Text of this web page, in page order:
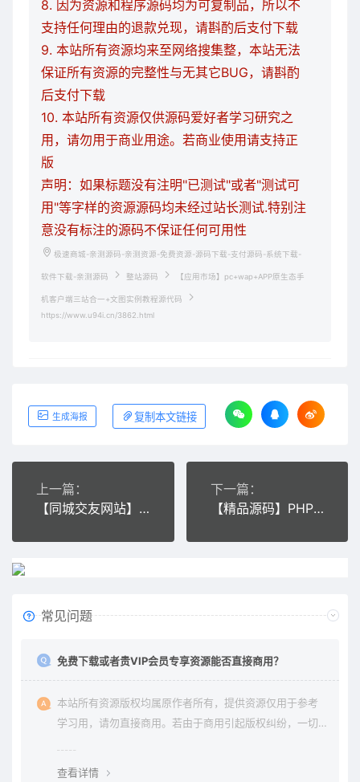
8. 因为资源和程序源码均为可复制品，所以不
支持任何理由的退款兑现，请斟酌后支付下载
9. 本站所有资源均来至网络搜集整，本站无法
保证所有资源的完整性与无其它BUG，请斟酌
后支付下载
10. 本站所有资源仅供源码爱好者学习研究之
用，请勿用于商业用途。若商业使用请支持正
版
声明：如果标题没有注明"已测试"或者"测试可
用"等字样的资源源码均未经过站长测试.特别注
意没有标注的源码不保证任何可用性
极速商城-亲测源码-亲测资源-免费资源-源码下载-支付源码-系统下载-
软件下载-亲测源码 整站源码 【应用市场】pc+wap+APP原生态手
机客户端三站合一+文图实例教程源代码
https://www.u94i.cn/3862.html
生成海报 复制本文链接
上一篇：
【同城交友网站】带17万vip会员数据信息婚姻生活交朋友ASP网站源码
下一篇：
【精品源码】PHP仿猪八戒威客网整站源码下载安装
常见问题
免费下载或者贵VIP会员专享资源能否直接商用？
本站所有资源版权均属原作者所有，提供资源仅用于参考
学习用，请勿直接商用。若由于商用引起版权纠纷，一切
查看详情